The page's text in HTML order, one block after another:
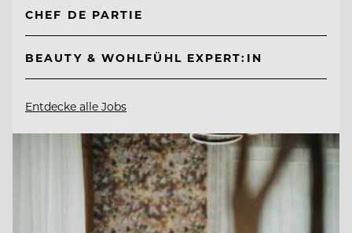
CHEF DE PARTIE
BEAUTY & WOHLFÜHL EXPERT:IN
Entdecke alle Jobs